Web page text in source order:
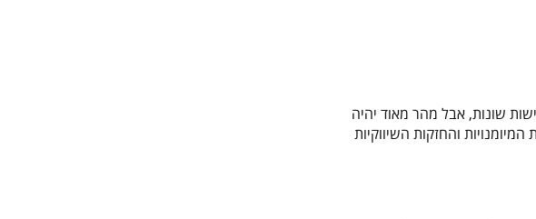
שונות, אבל מהר מאוד יהיה
והחזקות השיווקיות